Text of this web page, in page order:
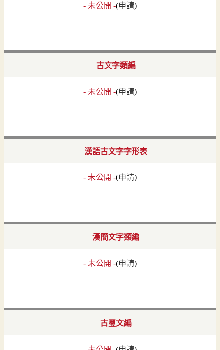
- 未公開 -(申請)
古文字類編
- 未公開 -(申請)
漢語古文字字形表
- 未公開 -(申請)
漢簡文字類編
- 未公開 -(申請)
古璽文編